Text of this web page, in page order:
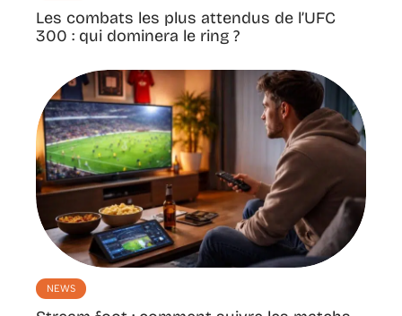
Les combats les plus attendus de l’UFC
300 : qui dominera le ring ?
NEWS